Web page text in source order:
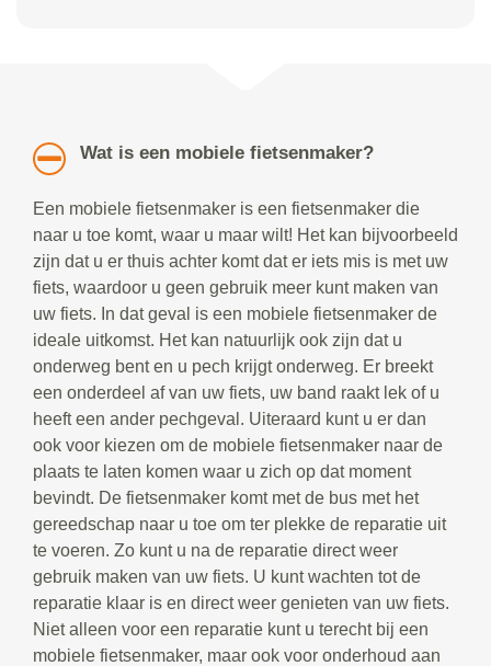
Wat is een mobiele fietsenmaker?
Een mobiele fietsenmaker is een fietsenmaker die
naar u toe komt, waar u maar wilt! Het kan bijvoorbeeld
zijn dat u er thuis achter komt dat er iets mis is met uw
fiets, waardoor u geen gebruik meer kunt maken van
uw fiets. In dat geval is een mobiele fietsenmaker de
ideale uitkomst. Het kan natuurlijk ook zijn dat u
onderweg bent en u pech krijgt onderweg. Er breekt
een onderdeel af van uw fiets, uw band raakt lek of u
heeft een ander pechgeval. Uiteraard kunt u er dan
ook voor kiezen om de mobiele fietsenmaker naar de
plaats te laten komen waar u zich op dat moment
bevindt. De fietsenmaker komt met de bus met het
gereedschap naar u toe om ter plekke de reparatie uit
te voeren. Zo kunt u na de reparatie direct weer
gebruik maken van uw fiets. U kunt wachten tot de
reparatie klaar is en direct weer genieten van uw fiets.
Niet alleen voor een reparatie kunt u terecht bij een
mobiele fietsenmaker, maar ook voor onderhoud aan